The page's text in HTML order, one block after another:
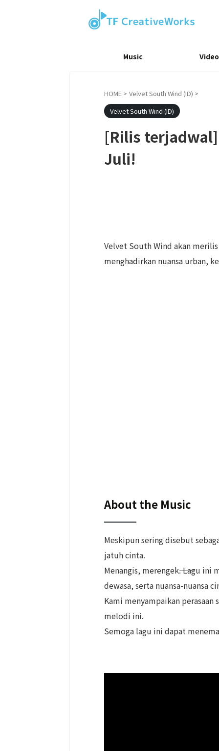
Music
HOME > Velvet South Wind (ID) >
Velvet South Wind (ID)
[Rilis
Juli!
Velvet South Wind akan
menghadirkan nuansa urban,
About the Music
Meskipun sering disebut
jatuh cinta.
Menangis, merengek――. Lagu
dewasa, serta nuansa-nuansa
Kami menyampaikan
melodi ini.
Semoga lagu ini dapat